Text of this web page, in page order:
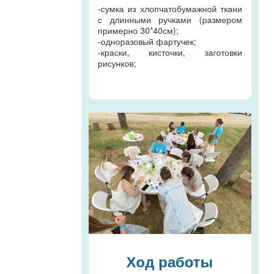
-сумка из хлопчатобумажной ткани
с длинными ручками (размером
примерно 30*40см);
-одноразовый фартучек;
-краски, кисточки, заготовки
рисунков;
Ход работы